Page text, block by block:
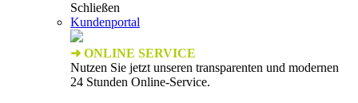
Schließen
Kundenportal
➜ ONLINE SERVICE
Nutzen Sie jetzt unseren transparenten und modernen
24 Stunden Online-Service.